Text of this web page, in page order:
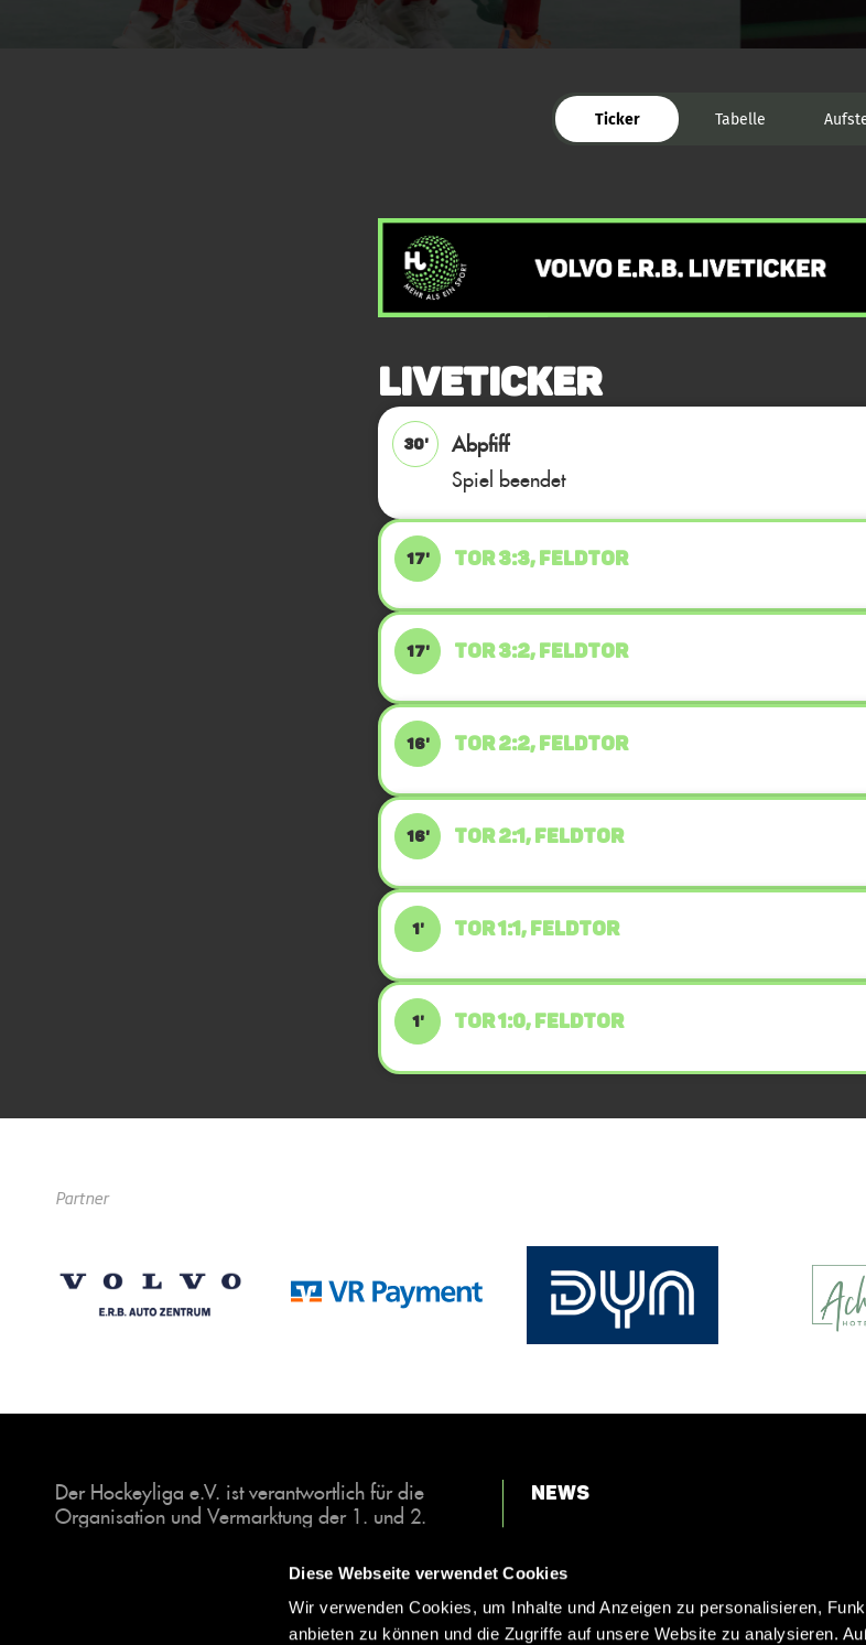
Diese Webseite verwendet Cookies
Wir verwenden Cookies, um Inhalte und Anzeigen zu personalisieren,
anbieten zu können und die Zugriffe auf unsere Website zu analysieren.
Ticker Tabelle
Liveticker
30'
Abpfiff
Spiel beendet
17' TOR 3:3, FELDTOR
17' TOR 3:2, FELDTOR
16' TOR 2:2, FELDTOR
16' TOR 2:1, FELDTOR
1' TOR 1:1, FELDTOR
1' TOR 1:0, FELDTOR
Partner
Der Hockeyliga e.V. ist verantwortlich für die
Organisation und Vermarktung der 1. und 2.
Halle. Insgesamt sind über 60 Vereine unter dem
Dach der Hockeyliga organisiert, sowohl im
Herren als auch im Damen Bereich.
News
Kontakt